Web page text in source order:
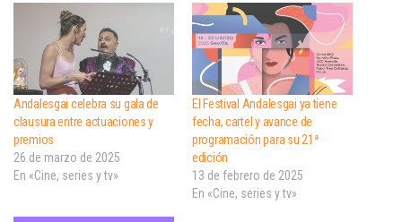
Andalesgai celebra su gala de
clausura entre actuaciones y
premios
26 de marzo de 2025
En «Cine, series y tv»
El Festival Andalesgai ya tiene
fecha, cartel y avance de
programación para su 21ª
edición
13 de febrero de 2025
En «Cine, series y tv»